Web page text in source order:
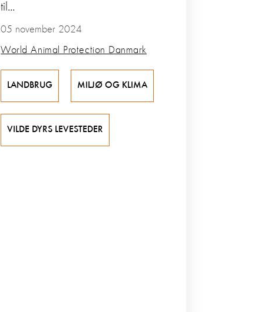
05 november 2024
World Animal Protection Danmark
til...
LANDBRUG MILJØ OG KLIMA
VILDE DYRS LEVESTEDER